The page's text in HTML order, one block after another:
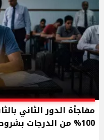
مفاجأة الدور الثاني
100% من الدرجات بشروط